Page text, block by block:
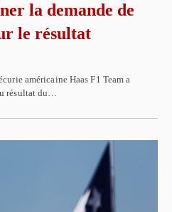
la demande de
le résultat
américaine Haas F1 Team a
résultat du…